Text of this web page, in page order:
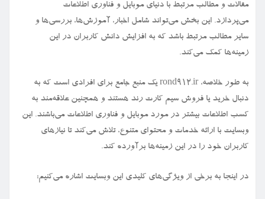
مقالات و مطالب مرتبط با دنیای موبایل و فناوری اطلاعات
می‌پردازد. این بخش می‌تواند شامل اخبار، آموزش‌ها، بررسی‌ها و
سایر مطالب مرتبط باشد که به افزایش دانش کاربران در این
زمینه‌ها کمک می‌کند.
به طور خلاصه، rond912.ir یک منبع جامع برای افرادی است که به
دنبال خرید یا فروش سیم کارت رند هستند و همچنین علاقه‌مند به
کسب اطلاعات بیشتر در مورد موبایل و فناوری اطلاعات می‌باشند. این
وبسایت با ارائه خدمات و محتوای متنوع، تلاش می‌کند تا نیازهای
کاربران خود را در این زمینه‌ها برآورده کند.
در اینجا به برخی از ویژگی‌های کلیدی این وبسایت اشاره می‌کنیم: